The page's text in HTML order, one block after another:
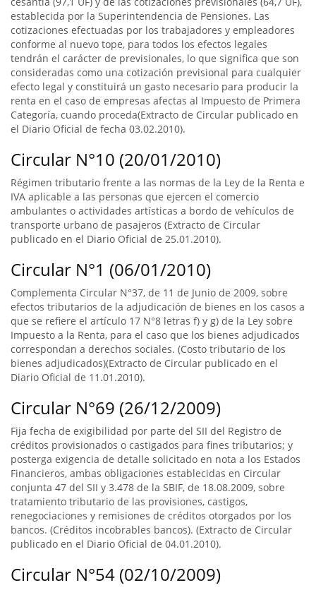
establecida por la Superintendencia de Pensiones. Las
cotizaciones efectuadas por los trabajadores y empleadores
conforme al nuevo tope, para todos los efectos legales
tendrán el carácter de previsionales, lo que significa que son
consideradas como una cotización previsional para cualquier
efecto legal y constituirá un gasto necesario para producir la
renta en el caso de empresas afectas al Impuesto de Primera
Categoría, cuando proceda(Extracto de Circular publicado en
el Diario Oficial de fecha 03.02.2010).
Circular N°10 (20/01/2010)
Régimen tributario frente a las normas de la Ley de la Renta e
IVA aplicable a las personas que ejercen el comercio
ambulantes o actividades artísticas a bordo de vehículos de
transporte urbano de pasajeros (Extracto de Circular
publicado en el Diario Oficial de 25.01.2010).
Circular N°1 (06/01/2010)
Complementa Circular N°37, de 11 de Junio de 2009, sobre
efectos tributarios de la adjudicación de bienes en los casos a
que se refiere el artículo 17 N°8 letras f) y g) de la Ley sobre
Impuesto a la Renta, para el caso que los bienes adjudicados
correspondan a derechos sociales. (Costo tributario de los
bienes adjudicados)(Extracto de Circular publicado en el
Diario Oficial de 11.01.2010).
Circular N°69 (26/12/2009)
Fija fecha de exigibilidad por parte del SII del Registro de
créditos provisionados o castigados para fines tributarios; y
posterga exigencia de detalle solicitado en nota a los Estados
Financieros, ambas obligaciones establecidas en Circular
conjunta 47 del SII y 3.478 de la SBIF, de 18.08.2009, sobre
tratamiento tributario de las provisiones, castigos,
renegociaciones y remisiones de créditos otorgados por los
bancos. (Créditos incobrables bancos). (Extracto de Circular
publicado en el Diario Oficial de 04.01.2010).
Circular N°54 (02/10/2009)